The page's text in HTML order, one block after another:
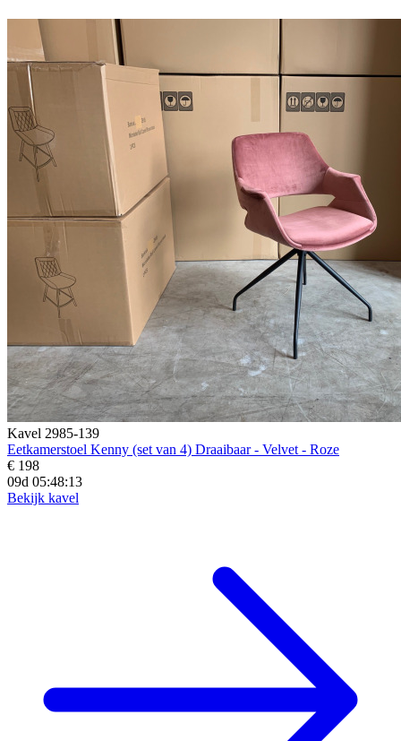
Kavel 2985-139
Eetkamerstoel Kenny (set van 4) Draaibaar - Velvet - Roze
€ 198
09d 05:48:11
Bekijk kavel